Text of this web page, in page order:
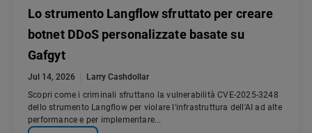
Lo strumento Langflow sfruttato per creare
botnet DDoS personalizzate basate su
Gafgyt
Jul 14, 2026
Larry Cashdollar
Scopri come i criminali sfruttano la vulnerabilità CVE-2025-3248
dello strumento Langflow per violare l'infrastruttura dell'AI ad alte
performance e per implementare...